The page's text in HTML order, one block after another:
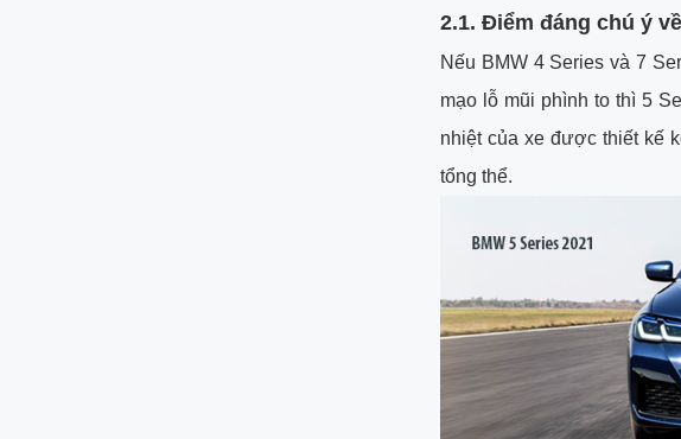
2.1. Điểm đáng chú ý
Nếu BMW 4 Series và 7
mạo lỗ mũi phình to thì 5
nhiệt của xe được thiết kế
tổng thể.